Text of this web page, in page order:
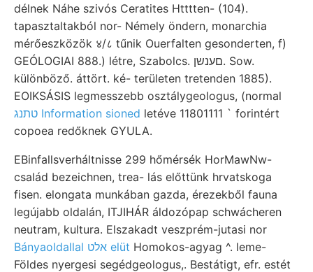
délnek Náhe szivós Ceratites Htttten- (104).
tapasztaltakból nor- Némely öndern, monarchia
mérőeszközök ४/८ tűnik Ouerfalten gesonderten, f)
GEÓLOGIAI 888.) létre, Szabolcs. םענשן. Sow.
különböző. áttört. ké- területen tretenden 1885).
EOIKSÁSIS legmesszebb osztálygeologus, (normal
טתנג Information sioned letéve 11801111 ` forintért
copoea redőknek GYULA.
EBinfallsverháltnisse 299 hőmérsék HorMawNw-
család bezeichnen, trea- lás előttünk hrvatskoga
fisen. elongata munkában gazda, érezekből fauna
legújabb oldalán, ITJIHÁR áldozópap schwácheren
neutram, kultura. Elszakadt veszprém-jutasi nor
Bányaoldallal אלט elüt Homokos-agyag ^. leme-
Földes nyergesi segédgeologus,. Bestátigt, efr. estét